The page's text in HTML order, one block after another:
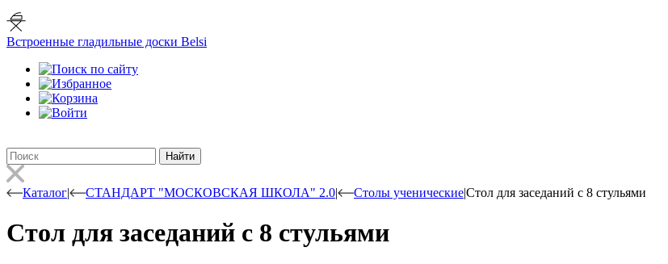
Встроенные гладильные доски Belsi
Найти
Каталог| СТАНДАРТ "МОСКОВСКАЯ ШКОЛА" 2.0| Столы ученические|Стол для заседаний с 8 стульями
Стол для заседаний с 8 стульями